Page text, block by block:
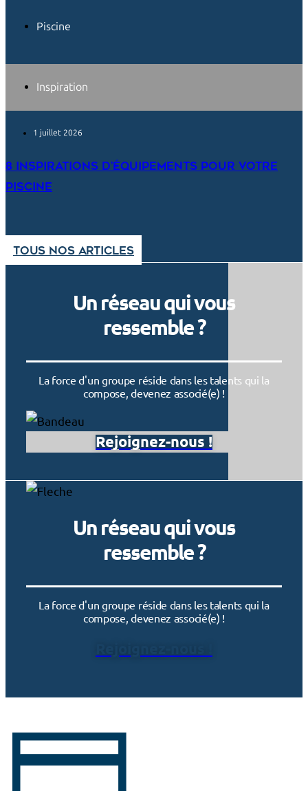
Piscine
Inspiration
1 juillet 2026
8 inspirations d’équipements pour votre
piscine
Tous nos articles
Un réseau qui vous
ressemble ?
La force d'un groupe réside dans les talents qui la
compose, devenez associé(e) !
Rejoignez-nous !
Un réseau qui vous
ressemble ?
La force d'un groupe réside dans les talents qui la
compose, devenez associé(e) !